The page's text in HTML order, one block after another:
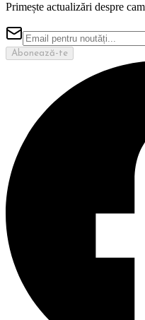
Primește actualizări despre
Abonează-te